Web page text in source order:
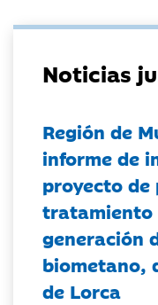
Noticias
Región de
informe de
proyecto de
tratamiento
generación
biometano,
de Lorca